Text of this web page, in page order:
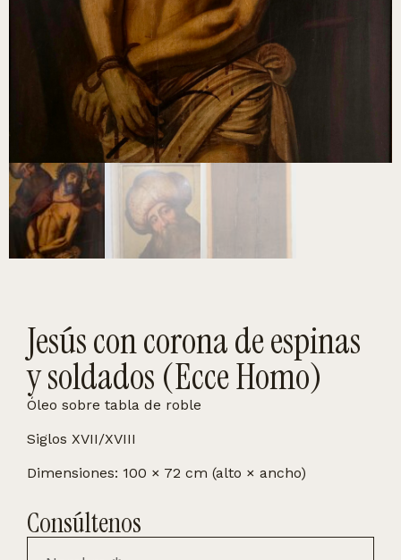
Jesús con corona de espinas
y soldados (Ecce Homo)
Óleo sobre tabla de roble
Siglos XVII/XVIII
Dimensiones: 100 × 72 cm (alto × ancho)
Consúltenos